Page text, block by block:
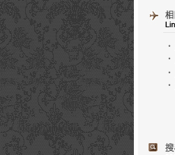
‧
‧
‧
‧